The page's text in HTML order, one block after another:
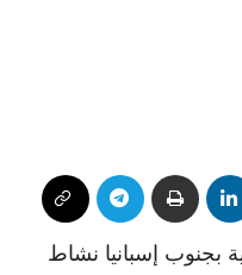
بجنوب إسبانيا نشاط